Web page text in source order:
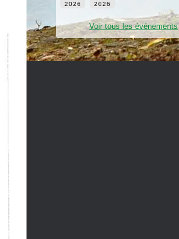
2026 2026
Voir tous les événements